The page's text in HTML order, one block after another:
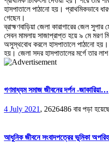
হাসপাতালে পাঠানো হয়। প্রাথমিকভাবে
গেছেন।
ব্রাহ্মণবাড়িয়া জেলা কারাগারের জেল
সেবন মামলায় সাজাপ্রাপ্ত হয়ে ৯ মে মরণ
অসুস্থবোধ করলে হাসপাতালে পাঠানো হয়।
হয়। জেলা সদর হাসপাতালের মর্গে তার লাশ
গণমাধ্যম সমাজ জীবনের দর্পন -জাকারিয়া…
4 July 2021 , 2626486 বার পড়া
আধুনিক জীবনে সংবাদপত্রের ভূমিকা